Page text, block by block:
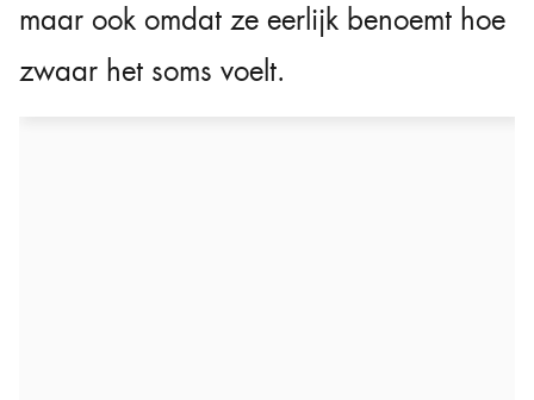
maar ook omdat ze eerlijk benoemt hoe
zwaar het soms voelt.